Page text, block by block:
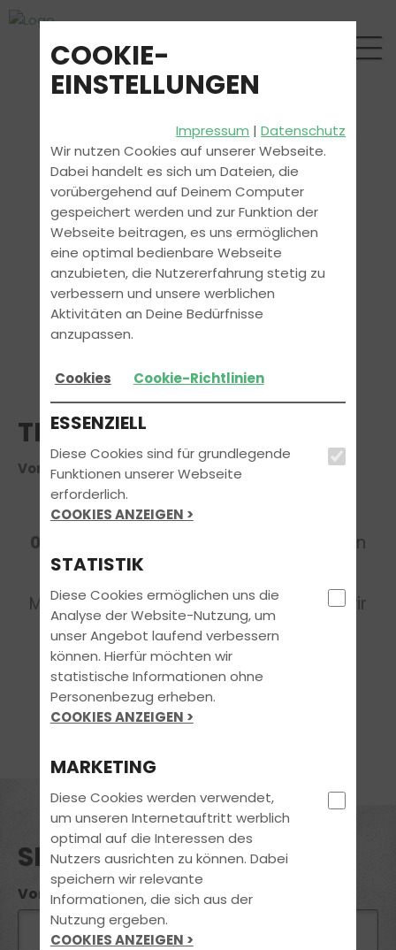
THEORIE-INTENSIVKURS
Voraussichtlicher Termin am 07.12.2026
DerTheorie-Intensivkurs (7
Werktage)startet am
07.12.26
in der Fahrschule in
Soltau,
Melde Dich bitte rechtzeitig an, damit wir
auch planen können :)
E-Mail:info@fit-4-drive.de
WhatsApp:01523/ 2708153
SEMINAR ANFRAGE
Vorname*:
COOKIE-
EINSTELLUNGEN
Impressum |Datenschutz
Wir nutzen Cookies auf unserer Webseite.
Dabei handelt es sich um Dateien, die
vorübergehend auf Deinem Computer
gespeichert werden und zur Funktion der
Webseite beitragen, es uns ermöglichen
eine optimal bedienbare Webseite
anzubieten, die Nutzererfahrung stetig zu
verbessern und unsere werblichen
Aktivitäten an Deine Bedürfnisse
anzupassen.
Cookies Cookie-Richtlinien
ESSENZIELL
Diese Cookies sind für grundlegende
Funktionen unserer Webseite
erforderlich.
COOKIES ANZEIGEN >
STATISTIK
Diese Cookies ermöglichen uns die
Analyse der Website-Nutzung, um
unser Angebot laufend verbessern
können. Hierfür möchten wir
statistische Informationen ohne
Personenbezug erheben.
COOKIES ANZEIGEN >
MARKETING
Diese Cookies werden verwendet,
um unseren Internetauftritt werblich
optimal auf die Interessen des
Nutzers ausrichten zu können. Dabei
speichern wir relevante
Informationen, die sich aus der
Nutzung ergeben.
COOKIES ANZEIGEN >